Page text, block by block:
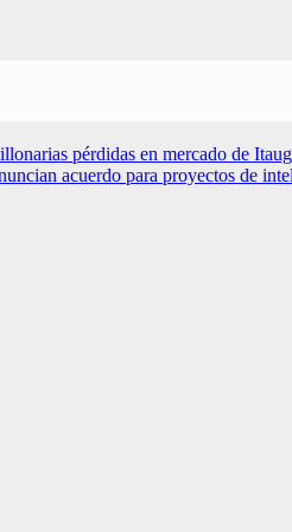
pérdidas en mercado de
acuerdo para proyectos de